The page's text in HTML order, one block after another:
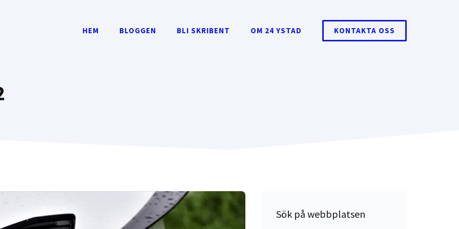
HEM BLOGGEN BLI SKRIBENT OM 24 YSTAD KONTAKTA OSS
Sök på webbplatsen